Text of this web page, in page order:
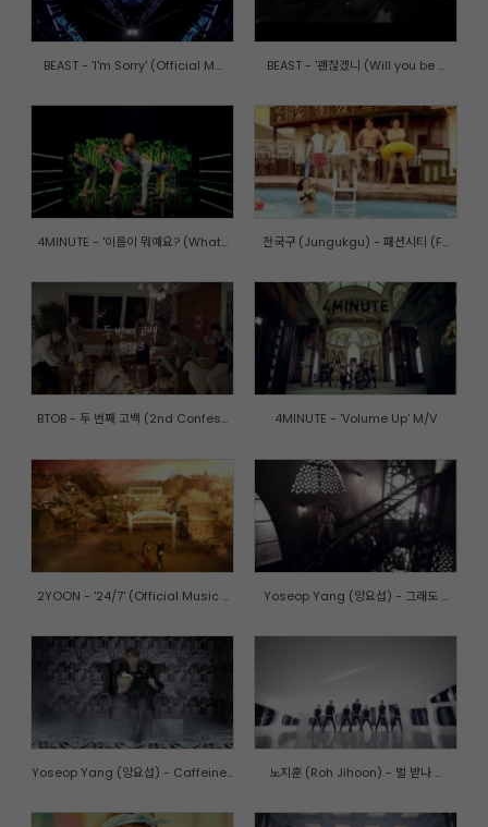
BEAST - 'I'm Sorry' (Official M... BEAST - '괜찮겠니 (Will you be ...
4MINUTE - '이름이 뭐예요? (What... 전국구 (Jungukgu) - 패션시티 (F...
BTOB - 두 번째 고백 (2nd Confes... 4MINUTE - 'Volume Up' M/V
2YOON - '24/7' (Official Music ... Yoseop Yang (양요섭) - 그래도 ...
Yoseop Yang (양요섭) - Caffeine... 노지훈 (Roh Jihoon) - 벌 받나 ...